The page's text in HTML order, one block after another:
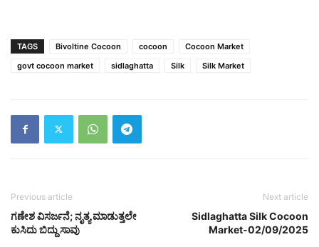
TAGS Bivoltine Cocoon cocoon
Cocoon Market
govt cocoon market
sidlaghatta Silk Silk Market
Previous article
ಗಣೇಶ ವಿಸರ್ಜನೆ; ನೃತ್ಯ ಮಾಡುತ್ತಲೇ
ಕುಸಿದು ಬಿದ್ದು ಸಾವು
Next article
Sidlaghatta Silk Cocoon
Market-02/09/2025